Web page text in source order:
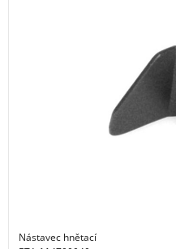
Nástavec hnětací